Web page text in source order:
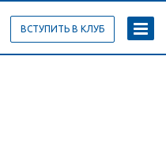
ВСТУПИТЬ В КЛУБ